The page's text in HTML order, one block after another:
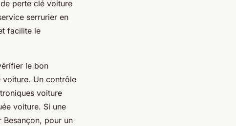
perte clé voiture
serrurier en
facilite le
le bon
Un contrôle
voiture
voiture. Si une
pour un